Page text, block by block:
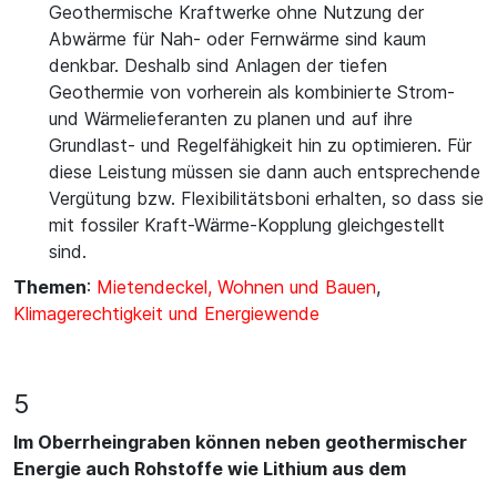
Geothermische Kraftwerke ohne Nutzung der
Abwärme für Nah- oder Fernwärme sind kaum
denkbar. Deshalb sind Anlagen der tiefen
Geothermie von vorherein als kombinierte Strom-
und Wärmelieferanten zu planen und auf ihre
Grundlast- und Regelfähigkeit hin zu optimieren. Für
diese Leistung müssen sie dann auch entsprechende
Vergütung bzw. Flexibilitätsboni erhalten, so dass sie
mit fossiler Kraft-Wärme-Kopplung gleichgestellt
sind.
Themen: Mietendeckel, Wohnen und Bauen,
Klimagerechtigkeit und Energiewende
5
Im Oberrheingraben können neben geothermischer
Energie auch Rohstoffe wie Lithium aus dem